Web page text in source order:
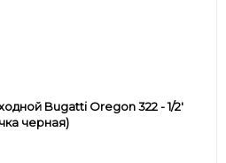
Bugatti Oregon 322 - 1/2'
черная)